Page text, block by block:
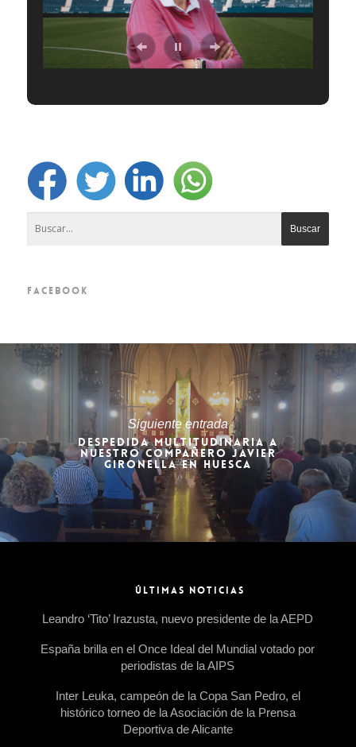
FACEBOOK
Siguiente entrada
DESPEDIDA MULTITUDINARIA A
NUESTRO COMPAÑERO JAVIER
GIRONELLA EN HUESCA
ÚLTIMAS NOTICIAS
Leandro ‘Tito’ Irazusta, nuevo presidente de la AEPD
España brilla en el Once Ideal del Mundial votado por
periodistas de la AIPS
Inter Leuka, campeón de la Copa San Pedro, el
histórico torneo de la Asociación de la Prensa
Deportiva de Alicante